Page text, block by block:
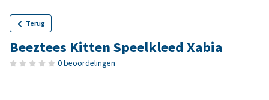
Terug
Beeztees Kitten Speelkleed Xabia
0 beoordelingen